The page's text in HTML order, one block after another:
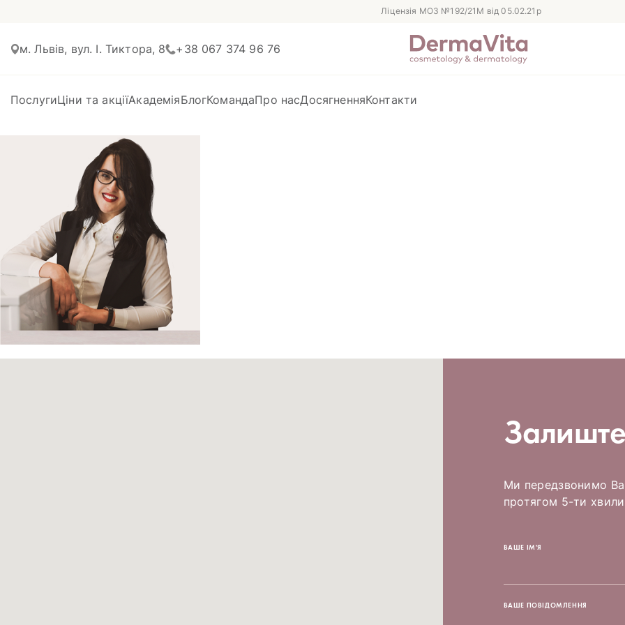
Ліцензія МОЗ №192/21М від 05.02.21р
м. Львів, вул. І. Тиктора, 8 +38 067 374 96 76
ПослугиЦіни та акціїАкадеміяБлогКомандаПро насДосягненняКонтакти
Ми передзвонимо
протягом 5-ти
ВАШЕ ІМ'Я
ВАШЕ ПОВІДОМЛЕННЯ